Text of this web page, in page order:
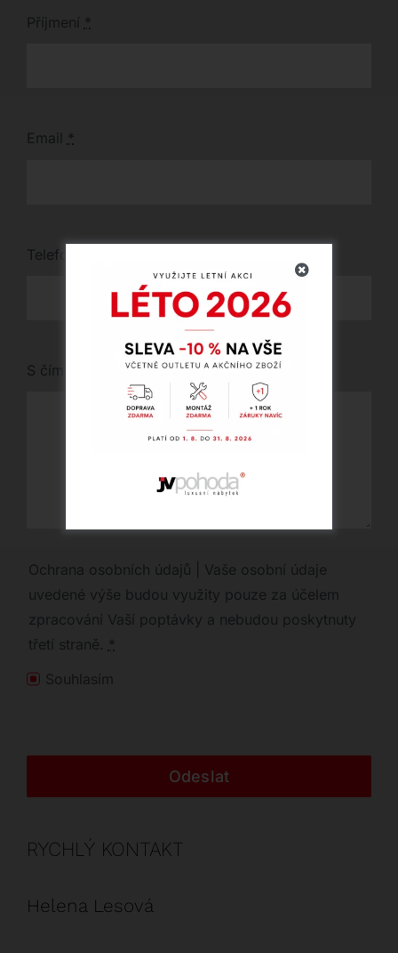
Příjmení *
Email *
Telefon
S čím vám můžeme pomoci?
Ochrana osobních údajů | Vaše osobní údaje
uvedené výše budou využity pouze za účelem
zpracování Vaší poptávky a nebudou poskytnuty
třetí straně. *
Souhlasím
Odeslat
RYCHLÝ KONTAKT
Helena Lesová